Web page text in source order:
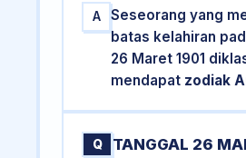
A
Seseorang yang
batas kelahiran
26 Maret 1901
mendapat zodiak
Q
TANGGAL 26